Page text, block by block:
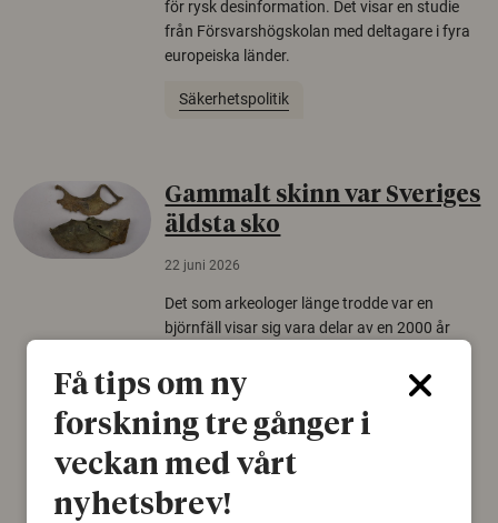
för rysk desinformation. Det visar en studie
från Försvarshögskolan med deltagare i fyra
europeiska länder.
Säkerhetspolitik
Gammalt skinn var Sveriges
äldsta sko
22 juni 2026
Det som arkeologer länge trodde var en
björnfäll visar sig vara delar av en 2000 år
skomode och beskrivs som mycket ovanligt i
Arkeologi
Få tips om ny
forskning tre gånger i
veckan med vårt
nyhetsbrev!